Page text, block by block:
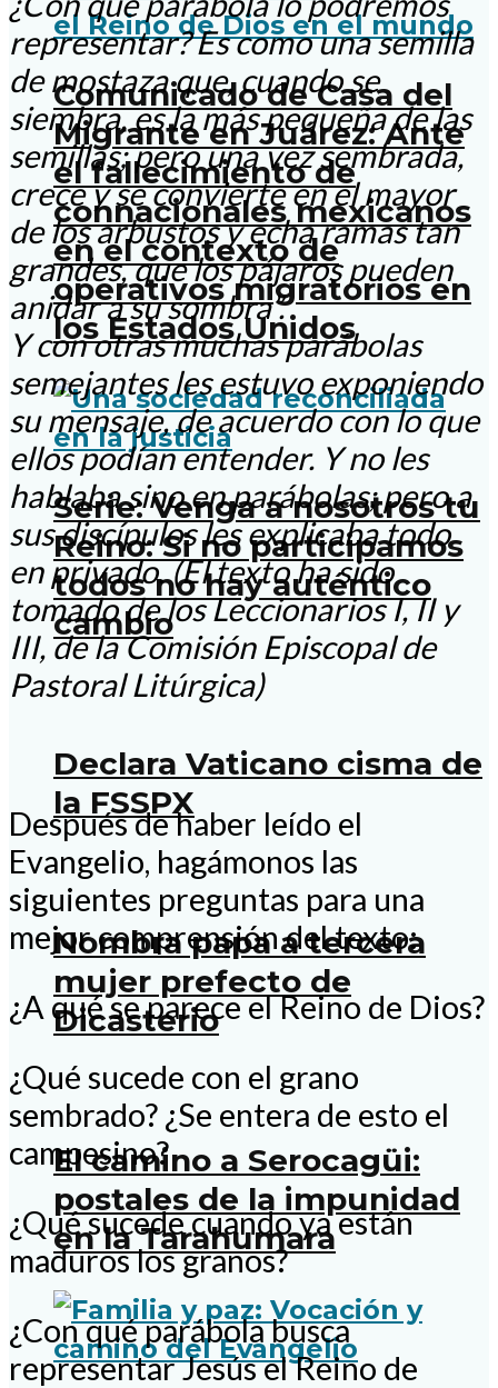
Comunicado de Casa del
Migrante en Juárez: Ante
el fallecimiento de
connacionales mexicanos
en el contexto de
operativos migratorios en
los Estados Unidos
Serie: Venga a nosotros tu
Reino: Si no participamos
todos no hay auténtico
cambio
Declara Vaticano cisma de
la FSSPX
Nombra papa a tercera
mujer prefecto de
Dicasterio
El camino a Serocagüi:
postales de la impunidad
en la Tarahumara
representar? Es como una semilla
de mostaza que, cuando se
siembra, es la más pequeña de las
semillas; pero una vez sembrada,
crece y se convierte en el mayor
de los arbustos y echa ramas tan
grandes, que los pájaros pueden
anidar a su sombra”.
Y con otras muchas parábolas
semejantes les estuvo exponiendo
su mensaje, de acuerdo con lo que
ellos podían entender. Y no les
hablaba sino en parábolas; pero a
sus discípulos les explicaba todo
en privado. (El texto ha sido
tomado de los Leccionarios I, II y
III, de la Comisión Episcopal de
Pastoral Litúrgica)
Después de haber leído el
Evangelio, hagámonos las
siguientes preguntas para una
mejor comprensión del texto:
¿A qué se parece el Reino de Dios?
¿Qué sucede con el grano
sembrado? ¿Se entera de esto el
campesino?
¿Qué sucede cuando ya están
maduros los granos?
¿Con qué parábola busca
representar Jesús el Reino de